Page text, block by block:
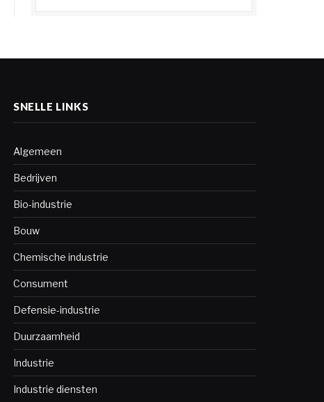
SNELLE LINKS
Algemeen
Bedrijven
Bio-industrie
Bouw
Chemische industrie
Consument
Defensie-industrie
Duurzaamheid
Industrie
Industrie diensten